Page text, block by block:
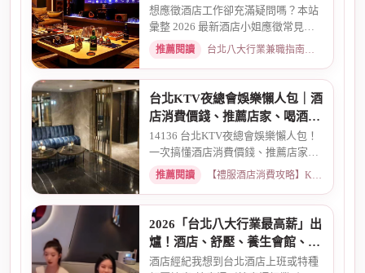
薪資、安全、環境全解析
想應徵酒店工作卻充滿疑問嗎？本站
彙整 2026 最新酒店小姐應徵常見問
題 Q&A。深入解析全職與兼職...
推薦閱讀 台北八大行業兼職指南：熱門職缺與求職須知 · 2026-03-09
台北KTV夜總會娛樂懶人包｜酒
店消費價錢、推薦店家、喝酒介
紹一次看懂
14136 台北KTV夜總會娛樂懶人包！
一次搞懂酒店消費價錢、推薦店家、
喝酒介紹。從基本消費、包廂...
推薦閱讀 【禮服酒店消費攻略】KTV喝酒娛樂、價格試算 · 2026-03-16
2026「台北八大行業最高薪」出
爐！酒店、舒壓、養生會館、經
紀人推薦
酒店經紀我想到台北酒店上班或特種